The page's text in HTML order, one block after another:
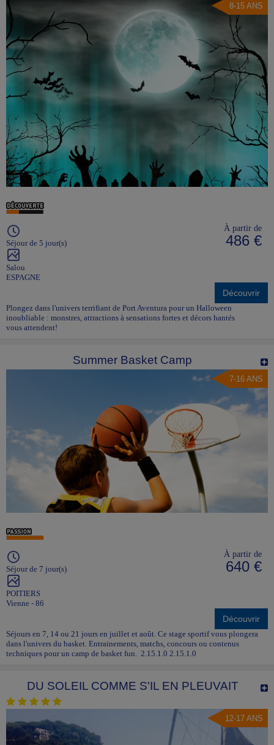
8-15 ANS
Séjour de 5 jour(s)
Salou
ESPAGNE
À partir de
486 €
Découvrir
Plongez dans l'univers terrifiant de Port Aventura pour un Halloween
inoubliable : monstres, attractions à sensations fortes et décors hantés
vous attendent!
Summer Basket Camp
7-16 ANS
Séjour de 7 jour(s)
POITIERS
Vienne - 86
À partir de
640 €
Découvrir
Séjours en 7, 14 ou 21 jours en juillet et août. Ce stage sportif vous plongera
dans l'univers du basket. Entrainements, matchs, concours ou contenus
techniques pour un camp de basket fun. 2.15.1.0 2.15.1.0
DU SOLEIL COMME S'IL EN PLEUVAIT
12-17 ANS